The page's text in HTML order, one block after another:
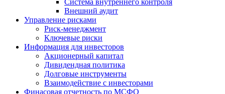
Система внутреннего контроля
Внешний аудит
Управление рисками
Риск-менеджмент
Ключевые риски
Информация для инвесторов
Акционерный капитал
Дивидендная политика
Долговые инструменты
Взаимодействие с инвеcторами
Финасовая отчетность по МСФО